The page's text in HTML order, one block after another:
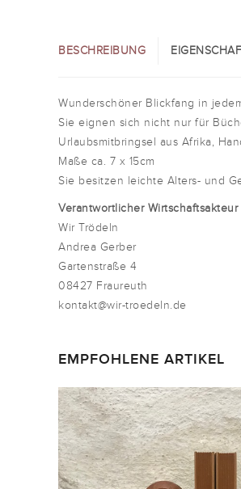
BESCHREIBUNG
Wunderschöner Blickfang in
Sie eignen sich nicht nur für
Urlaubsmitbringsel aus Afrika,
Maße ca. 7 x 15cm
Sie besitzen leichte Alters- und
Verantwortlicher Wirtschaftsakteur
Wir Trödeln
Andrea Gerber
Gartenstraße 4
08427 Fraureuth
kontakt@wir-troedeln.de
EMPFOHLENE ARTIKEL